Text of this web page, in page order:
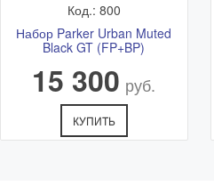
Код.: 800
Набор Parker Urban Muted
Black GT (FP+BP)
15 300 руб.
КУПИТЬ